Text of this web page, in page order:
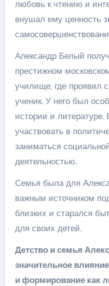
любовь к чтению и
внушал ему ценность
Александр Белый
престижном
училище, где проявил
ученик. У него был
истории и литературе.
участвовать в
заниматься
деятельностью.
Семья была для
важным источником
близких и старался
для своих детей.
Детство и семья
значительное
и формирование как